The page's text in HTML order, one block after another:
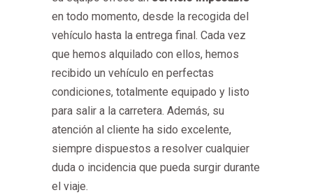
en todo momento, desde la recogida del
vehículo hasta la entrega final. Cada vez
que hemos alquilado con ellos, hemos
recibido un vehículo en perfectas
condiciones, totalmente equipado y listo
para salir a la carretera. Además, su
atención al cliente ha sido excelente,
siempre dispuestos a resolver cualquier
duda o incidencia que pueda surgir durante
el viaje.